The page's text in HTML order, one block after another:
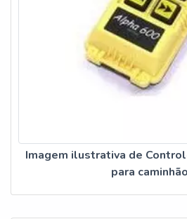
Imagem ilustrativa de
para